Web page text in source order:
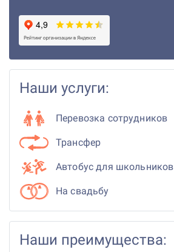
Наши услуги:
Перевозка сотрудников
Трансфер
Автобус для школьников
На свадьбу
Наши преимущества: